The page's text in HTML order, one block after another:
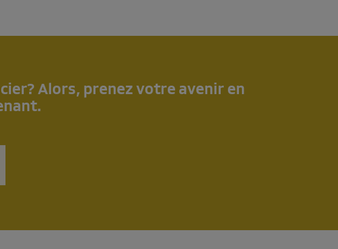
Alors, prenez votre avenir en